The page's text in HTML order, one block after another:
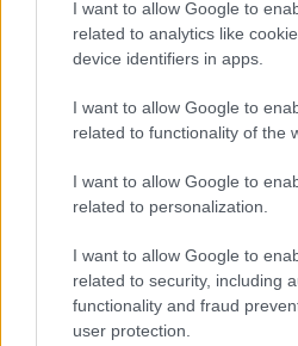
I want to allow Google to
related to analytics like
device identifiers in apps.
I want to allow Google to
related to functionality of the
I want to allow Google to
related to personalization.
I want to allow Google to
related to security, including
functionality and fraud
user protection.
αξιωματούχοι
επανειλημμένα τον
μια επίθεση στη Ράφα.